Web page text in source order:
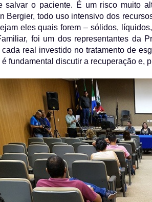
salvar o paciente. É um risco muito
Bergier, todo uso intensivo dos
eles quais forem – sólidos,
foi um dos representantes da
real investido no tratamento de
fundamental discutir a recuperação e,